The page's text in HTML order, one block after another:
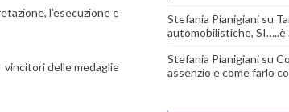
l’esecuzione e
vincitori delle medaglie
Stefania Pianigiani su
automobilistiche, SI…..è
Stefania Pianigiani su
assenzio e come farlo